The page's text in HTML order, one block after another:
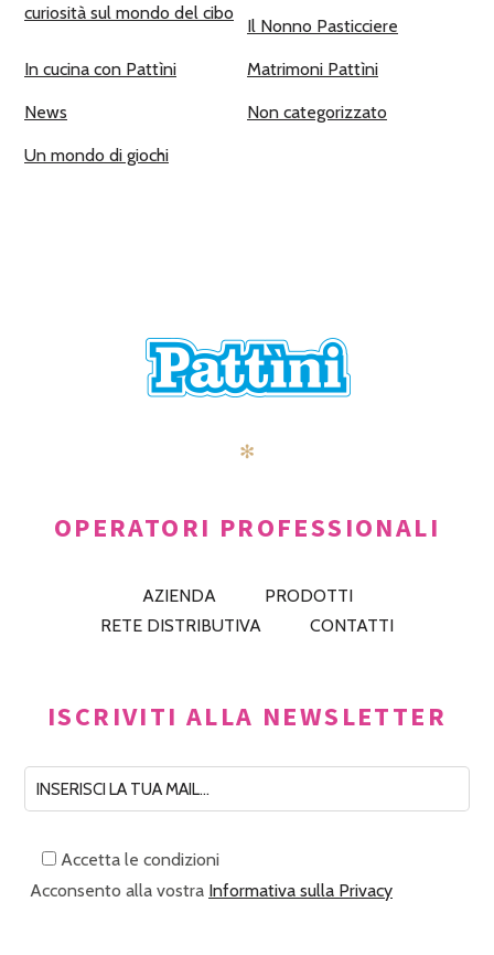
curiosità sul mondo del cibo
Il Nonno Pasticciere
In cucina con Pattìni Matrimoni Pattìni
News Non categorizzato
Un mondo di giochi
✻
OPERATORI PROFESSIONALI
AZIENDA
PRODOTTI
RETE DISTRIBUTIVA
CONTATTI
ISCRIVITI ALLA NEWSLETTER
Accetta le condizioni
Acconsento alla vostra Informativa sulla Privacy